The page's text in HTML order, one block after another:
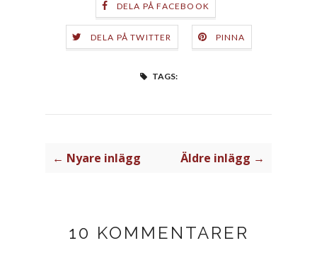
DELA PÅ FACEBOOK
DELA PÅ TWITTER PINNA
TAGS:
← Nyare inlägg Äldre inlägg →
10 KOMMENTARER